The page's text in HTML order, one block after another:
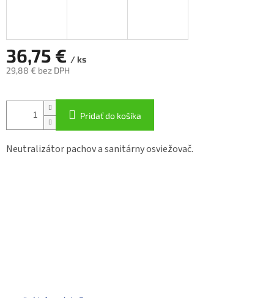
36,75 € / ks
29,88 € bez DPH
cena:
Pridať do košíka
Neutralizátor pachov a sanitárny osviežovač.